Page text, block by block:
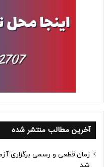
آخرین مطالب منتشر شده
شد